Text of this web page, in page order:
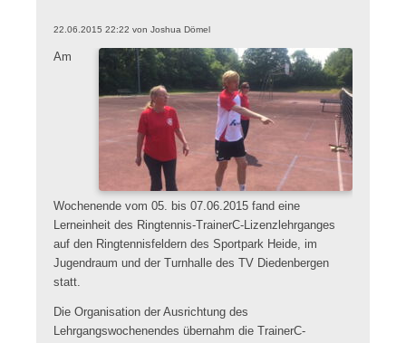
22.06.2015 22:22 von Joshua Dömel
Am
Wochenende vom 05. bis 07.06.2015 fand eine
Lerneinheit des Ringtennis-TrainerC-Lizenzlehrganges
auf den Ringtennisfeldern des Sportpark Heide, im
Jugendraum und der Turnhalle des TV Diedenbergen
statt.
Die Organisation der Ausrichtung des
Lehrgangswochenendes übernahm die TrainerC-